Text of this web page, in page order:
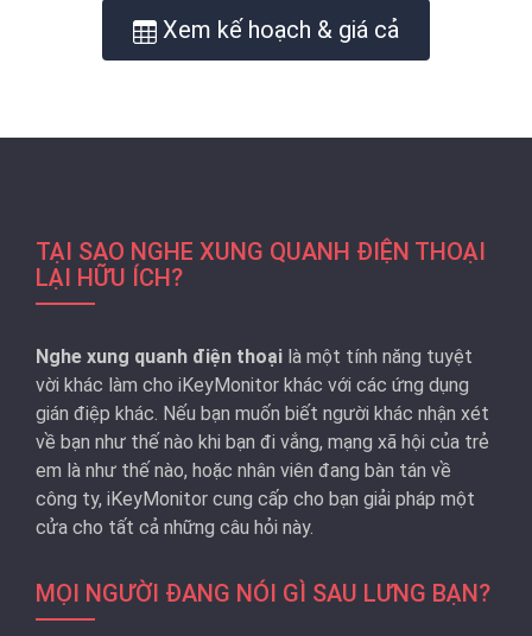
Xem kế hoạch & giá cả
TẠI SAO NGHE XUNG QUANH ĐIỆN THOẠI
LẠI HỮU ÍCH?
Nghe xung quanh điện thoại là một tính năng tuyệt
vời khác làm cho iKeyMonitor khác với các ứng dụng
gián điệp khác. Nếu bạn muốn biết người khác nhận xét
về bạn như thế nào khi bạn đi vắng, mạng xã hội của trẻ
em là như thế nào, hoặc nhân viên đang bàn tán về
công ty, iKeyMonitor cung cấp cho bạn giải pháp một
cửa cho tất cả những câu hỏi này.
MỌI NGƯỜI ĐANG NÓI GÌ SAU LƯNG BẠN?